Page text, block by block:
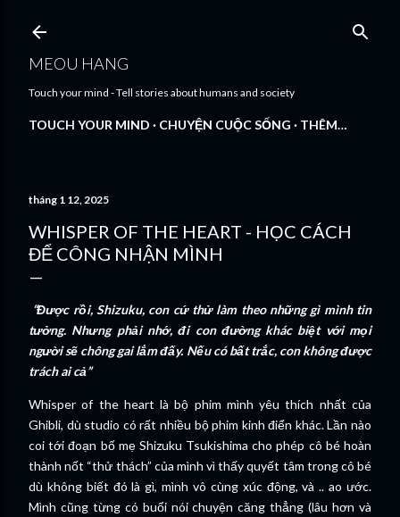
MEOU HANG
Touch your mind - Tell stories about humans and society
TOUCH YOUR MIND CHUYỆN CUỘC SỐNG THÊM…
tháng 1 12, 2025
WHISPER OF THE HEART - HỌC CÁCH
ĐỂ CÔNG NHẬN MÌNH
“Được rồi, Shizuku, con cứ thử làm theo những gì mình tin
tưởng. Nhưng phải nhớ, đi con đường khác biệt với mọi
người sẽ chông gai lắm đấy. Nếu có bất trắc, con không được
trách ai cả”
Whisper of the heart là bộ phim mình yêu thích nhất của
Ghibli, dù studio có rất nhiều bộ phim kinh điển khác. Lần nào
coi tới đoạn bố mẹ Shizuku Tsukishima cho phép cô bé hoàn
thành nốt “thử thách” của mình vì thấy quyết tâm trong cô bé
dù không biết đó là gì, mình vô cùng xúc động, và .. ao ước.
Mình cũng từng có buổi nói chuyện căng thẳng (lâu hơn và